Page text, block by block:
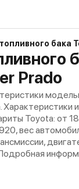
Prado
Toyota: от
вес